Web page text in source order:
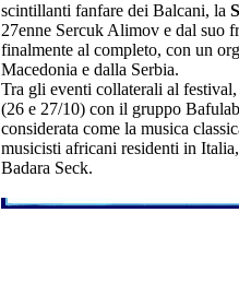
scintillanti fanfare dei Balcani, la
27enne Sercuk Alimov e dal suo
finalmente al completo, con un
Macedonia e dalla Serbia.
Tra gli eventi collaterali al
(26 e 27/10) con il gruppo
considerata come la musica
musicisti africani residenti in
Badara Seck.